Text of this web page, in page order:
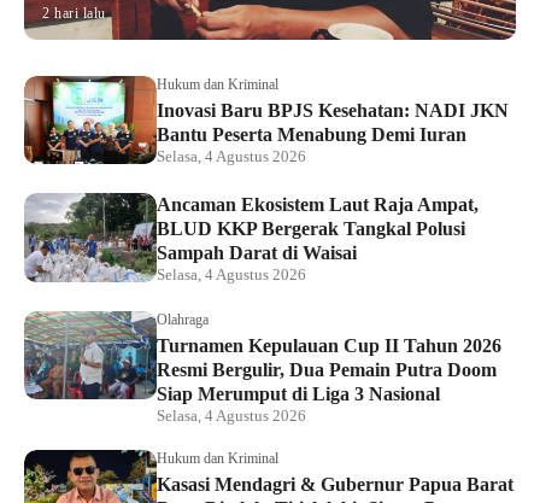
2 hari lalu
Hukum dan Kriminal
Inovasi Baru BPJS Kesehatan: NADI JKN
Bantu Peserta Menabung Demi Iuran
Selasa, 4 Agustus 2026
Ancaman Ekosistem Laut Raja Ampat,
BLUD KKP Bergerak Tangkal Polusi
Sampah Darat di Waisai
Selasa, 4 Agustus 2026
Olahraga
Turnamen Kepulauan Cup II Tahun 2026
Resmi Bergulir, Dua Pemain Putra Doom
Siap Merumput di Liga 3 Nasional
Selasa, 4 Agustus 2026
Hukum dan Kriminal
Kasasi Mendagri & Gubernur Papua Barat